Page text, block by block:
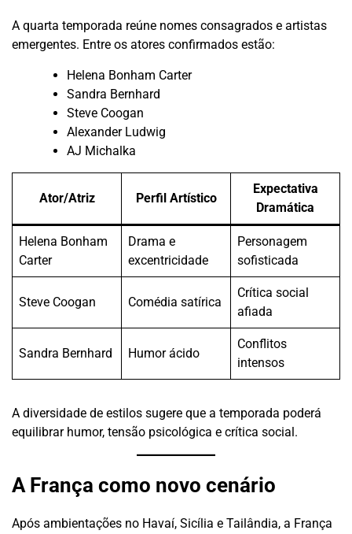
A quarta temporada reúne nomes consagrados e artistas
emergentes. Entre os atores confirmados estão:
Helena Bonham Carter
Sandra Bernhard
Steve Coogan
Alexander Ludwig
AJ Michalka
Ator/Atriz Perfil Artístico
Expectativa
Dramática
Helena Bonham
Carter
Drama e
excentricidade
Personagem
sofisticada
Steve Coogan Comédia satírica
Crítica social
afiada
Sandra Bernhard Humor ácido
Conflitos
intensos
A diversidade de estilos sugere que a temporada poderá
equilibrar humor, tensão psicológica e crítica social.
A França como novo cenário
Após ambientações no Havaí, Sicília e Tailândia, a França